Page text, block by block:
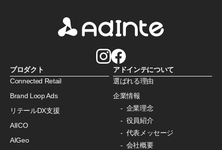
プロダクト
Connected Retail
Brand Loop Ads
リテールDX支援
AIICO
AIGeo
アドインテについて
選ばれる理由
企業情報
企業理念
役員紹介
代表メッセージ
会社概要